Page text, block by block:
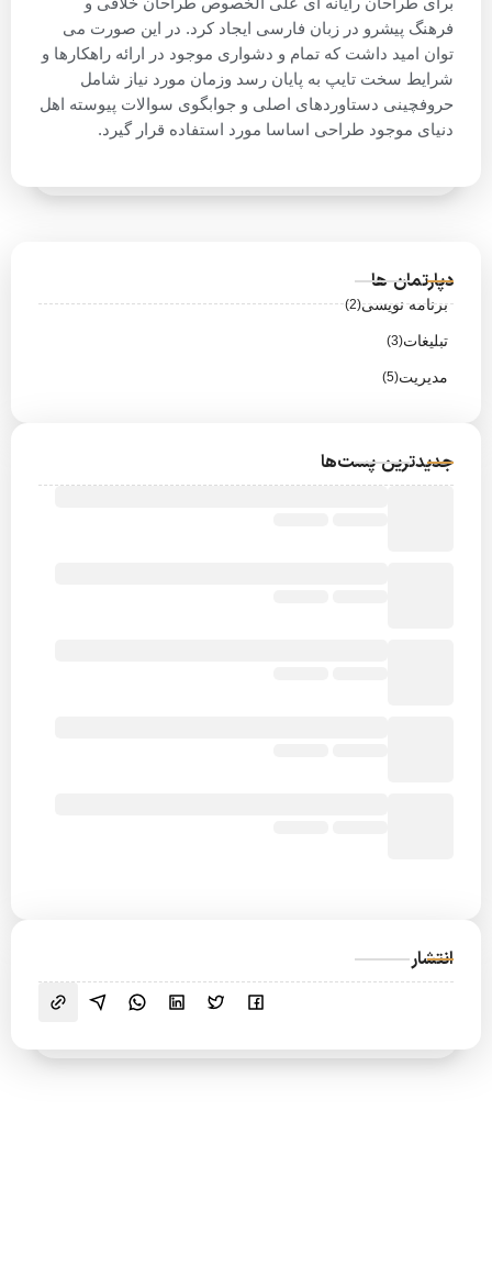
فرهنگ پیشرو در زبان فارسی ایجاد کرد. در این صورت می
توان امید داشت که تمام و دشواری موجود در ارائه راهکارها و
شرایط سخت تایپ به پایان رسد وزمان مورد نیاز شامل
حروفچینی دستاوردهای اصلی و جوابگوی سوالات پیوسته اهل
دنیای موجود طراحی اساسا مورد استفاده قرار گیرد.
دپارتمان ها
برنامه نویسی(2)
تبلیغات(3)
مدیریت(5)
جدیدترین پست‌ها
انتشار